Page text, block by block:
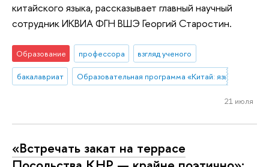
китайского языка, рассказывает главный научный
сотрудник ИКВИА ФГН ВШЭ Георгий Старостин.
Образование профессора взгляд ученого
бакалавриат Образовательная программа «Китай: язык,
21 июля
«Встречать закат на террасе